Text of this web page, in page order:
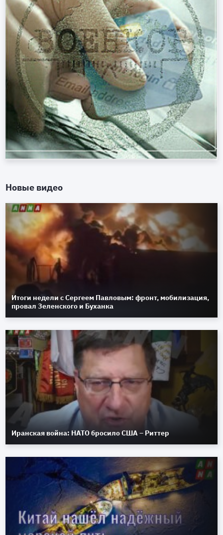
Новые видео
Итоги недели с Сергеем Павловым: фронт, мобилизация,
провал Зеленского и Буханка
Иранская война: НАТО бросило США – Риттер